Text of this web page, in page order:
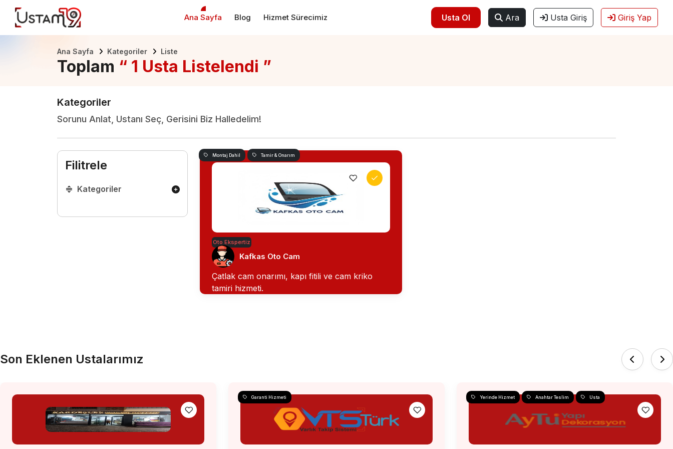
Ana Sayfa Blog Hizmet Sürecimiz Usta Ol Ara Usta Giriş Giriş Yap
Ana Sayfa Kategoriler Liste
Toplam “ 1 Usta Listelendi ”
Kategoriler
Sorunu Anlat, Ustanı Seç, Gerisini Biz Halledelim!
Filitrele
Kategoriler
Montaj Dahil Tamir & Onarım
Oto Ekspertiz
Kafkas Oto Cam
Çatlak cam onarımı, kapı fitili ve cam kriko
tamiri hizmeti.
Son Eklenen Ustalarımız
Garanti Hizmeti Yerinde Hizmet Anahtar Teslim Usta